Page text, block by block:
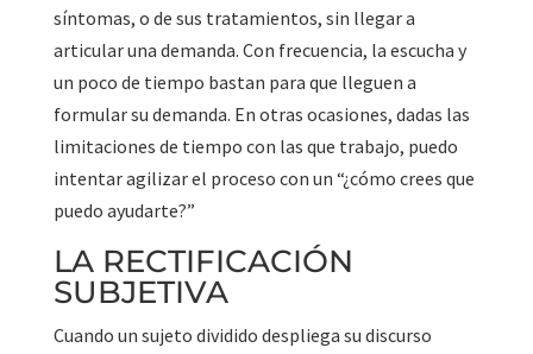
síntomas, o de sus tratamientos, sin llegar a
articular una demanda. Con frecuencia, la escucha y
un poco de tiempo bastan para que lleguen a
formular su demanda. En otras ocasiones, dadas las
limitaciones de tiempo con las que trabajo, puedo
intentar agilizar el proceso con un “¿cómo crees que
puedo ayudarte?”
LA RECTIFICACIÓN
SUBJETIVA
Cuando un sujeto dividido despliega su discurso